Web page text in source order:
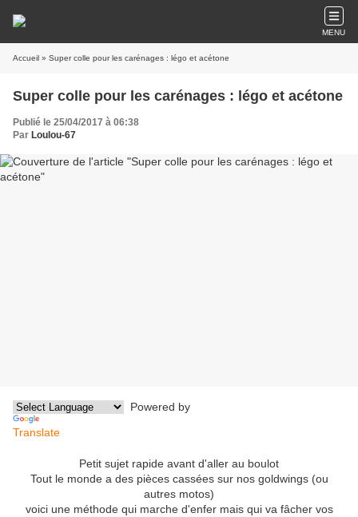
MENU
Accueil » Super colle pour les carénages : légo et acétone
Super colle pour les carénages : légo et acétone
Publié le 25/04/2017 à 06:38
Par Loulou-67
Powered by
Translate
Petit sujet rapide avant d'aller au boulot
Tout le monde a des pièces cassées sur nos goldwings (ou
autres motos)
voici une méthode qui marche d'enfer mais qui va fâcher vos